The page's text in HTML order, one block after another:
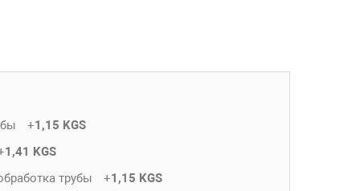
+1,15 KGS
1,41 KGS
трубы
+1,15 KGS